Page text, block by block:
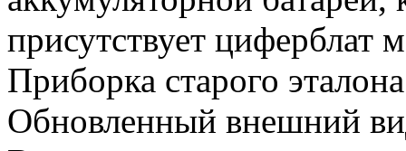
присутствует циферблат
Приборка старого эталона
Обновленный внешний